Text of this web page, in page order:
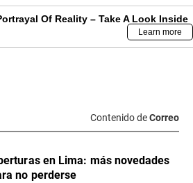
Contenido deCorreo
en Lima: más novedades
no perderse